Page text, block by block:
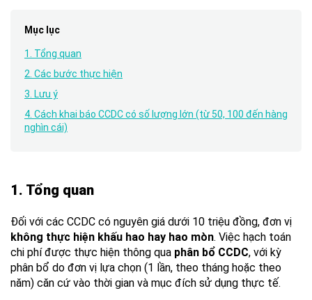
Mục lục
1. Tổng quan
2. Các bước thực hiện
3. Lưu ý
4. Cách khai báo CCDC có số lượng lớn (từ 50, 100 đến hàng
nghìn cái)
1. Tổng quan
Đối với các CCDC có nguyên giá dưới 10 triệu đồng, đơn vị
không thực hiện khấu hao hay hao mòn. Việc hạch toán
chi phí được thực hiện thông qua phân bổ CCDC, với kỳ
phân bổ do đơn vị lựa chọn (1 lần, theo tháng hoặc theo
năm) căn cứ vào thời gian và mục đích sử dụng thực tế.